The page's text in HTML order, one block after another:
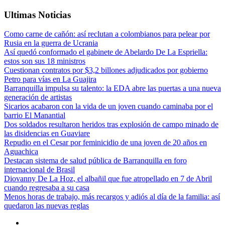
Ultimas Noticias
Como carne de cañón: así reclutan a colombianos para pelear por
Rusia en la guerra de Ucrania
Así quedó conformado el gabinete de Abelardo De La Espriella:
estos son sus 18 ministros
Cuestionan contratos por $3,2 billones adjudicados por gobierno
Petro para vías en La Guajira
Barranquilla impulsa su talento: la EDA abre las puertas a una nueva
generación de artistas
Sicarios acabaron con la vida de un joven cuando caminaba por el
barrio El Manantial
Dos soldados resultaron heridos tras explosión de campo minado de
las disidencias en Guaviare
Repudio en el Cesar por feminicidio de una joven de 20 años en
Aguachica
Destacan sistema de salud pública de Barranquilla en foro
internacional de Brasil
Diovanny De La Hoz, el albañil que fue atropellado en 7 de Abril
cuando regresaba a su casa
Menos horas de trabajo, más recargos y adiós al día de la familia: así
quedaron las nuevas reglas